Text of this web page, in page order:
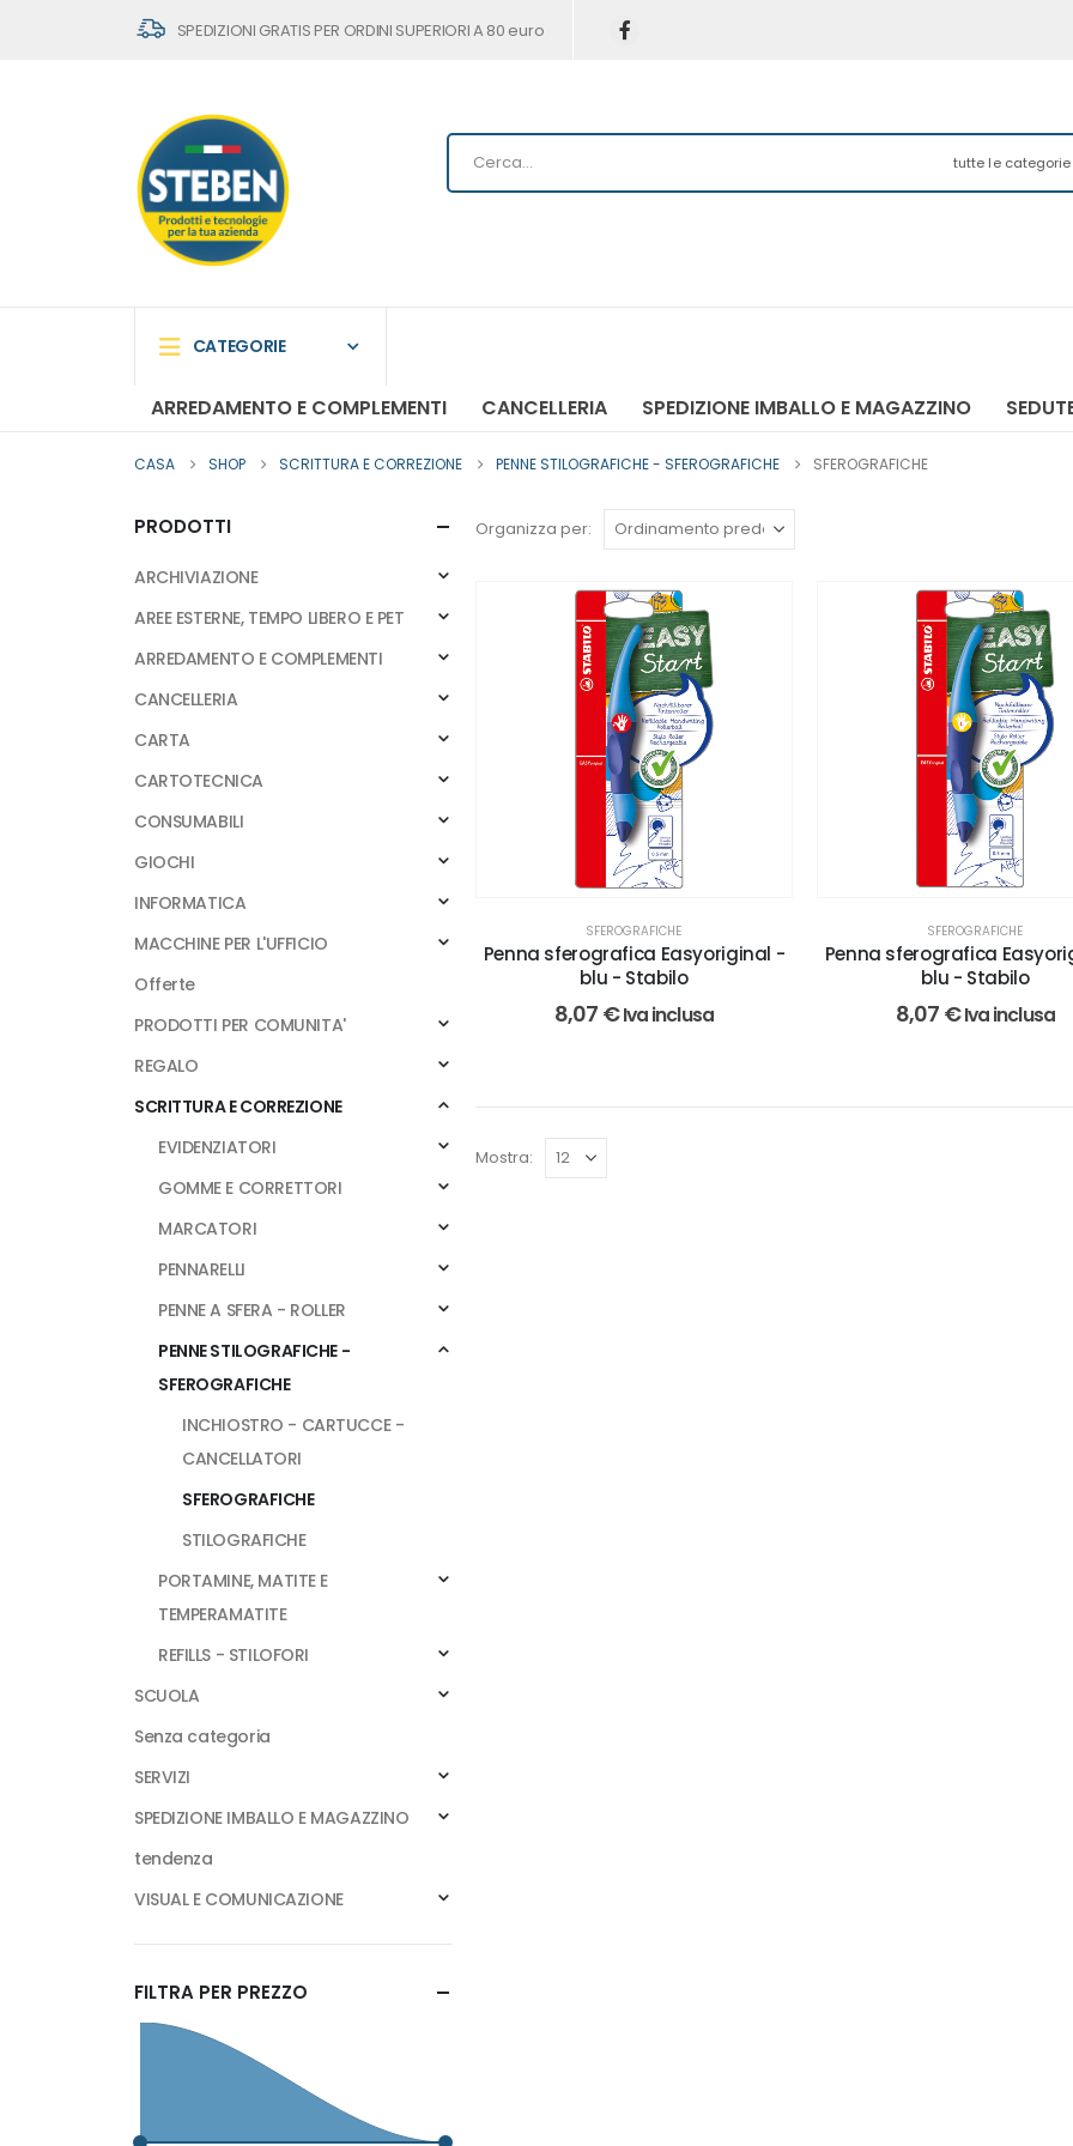
SPEDIZIONI GRATIS PER ORDINI SUPERIORI A 80 euro
tutte le categorie
CATEGORIE
ARREDAMENTO E COMPLEMENTI CANCELLERIA SPEDIZIONE IMBALLO E MAGAZZINO
CASA SHOP SCRITTURA E CORREZIONE PENNE STILOGRAFICHE - SFEROGRAFICHE SFEROGRAFICHE
Organizza per:
SFEROGRAFICHE
Penna sferografica Easyoriginal -
blu - Stabilo
8,07 €Iva inclusa
SFEROGRAFICHE
Penna sferografica
blu - Stabilo
8,07 €Iva inclusa
Mostra:
PRODOTTI
ARCHIVIAZIONE
AREE ESTERNE, TEMPO LIBERO E PET
ARREDAMENTO E COMPLEMENTI
CANCELLERIA
CARTA
CARTOTECNICA
CONSUMABILI
GIOCHI
INFORMATICA
MACCHINE PER L'UFFICIO
Offerte
PRODOTTI PER COMUNITA'
REGALO
SCRITTURA E CORREZIONE
EVIDENZIATORI
GOMME E CORRETTORI
MARCATORI
PENNARELLI
PENNE A SFERA - ROLLER
PENNE STILOGRAFICHE -
SFEROGRAFICHE
INCHIOSTRO - CARTUCCE -
CANCELLATORI
SFEROGRAFICHE
STILOGRAFICHE
PORTAMINE, MATITE E
TEMPERAMATITE
REFILLS - STILOFORI
SCUOLA
Senza categoria
SERVIZI
SPEDIZIONE IMBALLO E MAGAZZINO
tendenza
VISUAL E COMUNICAZIONE
FILTRA PER PREZZO